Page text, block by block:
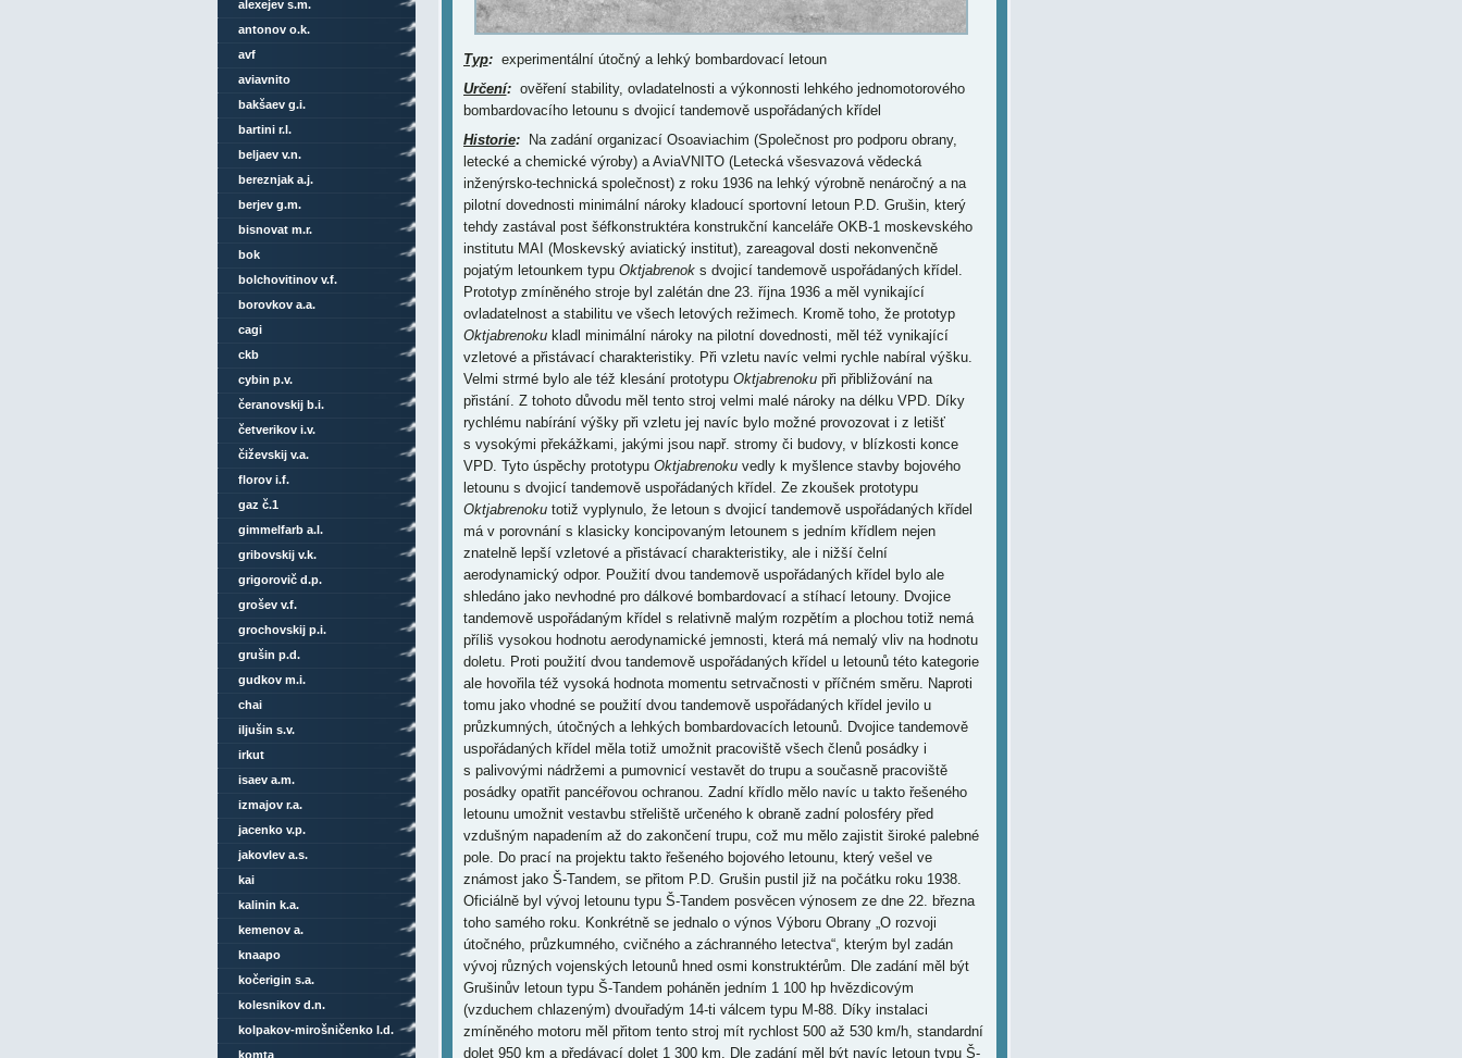
Typ:experimentální útočný a lehký bombardovací letoun
Určení:ověření stability, ovladatelnosti a výkonnosti lehkého jednomotorového
bombardovacího letounu s dvojicí tandemově uspořádaných křídel
Historie:Na zadání organizací Osoaviachim (Společnost pro podporu obrany,
letecké a chemické výroby) a AviaVNITO (Letecká všesvazová vědecká
inženýrsko-technická společnost) z roku 1936 na lehký výrobně nenáročný a na
pilotní dovednosti minimální nároky kladoucí sportovní letoun P.D. Grušin, který
tehdy zastával post šéfkonstruktéra konstrukční kanceláře OKB-1 moskevského
institutu MAI (Moskevský aviatický institut), zareagoval dosti nekonvenčně
pojatým letounkem typu Oktjabrenoks dvojicí tandemově uspořádaných křídel.
Prototyp zmíněného stroje byl zalétán dne 23. října 1936 a měl vynikající
ovladatelnost a stabilitu ve všech letových režimech. Kromě toho, že prototyp
Oktjabrenokukladl minimální nároky na pilotní dovednosti, měl též vynikající
vzletové a přistávací charakteristiky. Při vzletu navíc velmi rychle nabíral výšku.
Velmi strmé bylo ale též klesání prototypu Oktjabrenokupři přibližování na
přistání. Z tohoto důvodu měl tento stroj velmi malé nároky na délku VPD. Díky
rychlému nabírání výšky při vzletu jej navíc bylo možné provozovat i z letišť
s vysokými překážkami, jakými jsou např. stromy či budovy, v blízkosti konce
VPD. Tyto úspěchy prototypu Oktjabrenokuvedly k myšlence stavby bojového
letounu s dvojicí tandemově uspořádaných křídel. Ze zkoušek prototypu
Oktjabrenokutotiž vyplynulo, že letoun s dvojicí tandemově uspořádaných křídel má v porovnání s klasicky koncipovaným letounem s jedním křídlem nejen znatelně lepší vzletové a přistávací charakteristiky, ale i nižší čelní aerodynamický odpor. Použití dvou tandemově uspořádaných křídel bylo ale shledáno jako nevhodné pro dálkové bombardovací a stíhací letouny. Dvojice tandemově uspořádaným křídel s relativně malým rozpětím a plochou totiž nemá příliš vysokou hodnotu aerodynamické jemnosti, která má nemalý vliv na hodnotu doletu. Proti použití dvou tandemově uspořádaných křídel u letounů této kategorie ale hovořila též vysoká hodnota momentu setrvačnosti v příčném směru. Naproti tomu jako vhodné se použití dvou tandemově uspořádaných křídel jevilo u průzkumných, útočných a lehkých bombardovacích letounů. Dvojice tandemově uspořádaných křídel měla totiž umožnit pracoviště všech členů posádky i s palivovými nádržemi a pumovnicí vestavět do trupu a současně pracoviště posádky opatřit pancéřovou ochranou. Zadní křídlo mělo navíc u takto řešeného letounu umožnit vestavbu střeliště určeného k obraně zadní polosféry před vzdušným napadením až do zakončení trupu, což mu mělo zajistit široké palebné pole. Do prací na projektu takto řešeného bojového letounu, který vešel ve známost jako Š-Tandem, se přitom P.D. Grušin pustil již na počátku roku 1938. Oficiálně byl vývoj letounu typu Š-Tandem posvěcen výnosem ze dne 22. března toho samého roku. Konkrétně se jednalo o výnos Výboru Obrany „O rozvoji útočného, průzkumného, cvičného a záchranného letectva“, kterým byl zadán vývoj různých vojenských letounů hned osmi konstruktérům. Dle zadání měl být Grušinův letoun typu Š-Tandem poháněn jedním 1 100 hp hvězdicovým (vzduchem chlazeným) dvouřadým 14-ti válcem typu M-88. Díky instalaci zmíněného motoru měl přitom tento stroj mít rychlost 500 až 530 km/h, standardní dolet 950 km a předávací dolet 1 300 km. Dle zadání měl být navíc letoun typu Š-Tandem z konstrukčního hlediska řešen jako dřevěná skořepina nebo jako tzv. monoblok. V druhém uvedeném případě měl být trup tohoto stroje i s oběma křídly zhotoven z levné bakelizované překližky. Jednalo se o konstrukční řešení, které bylo krátce předtím vyvinuto institutem VIAM (Všesvazový institut leteckých materiálů). Takto řešený drak měl přitom vysokou tuhost a zároveň velkou odolnost vůči plísním a hnití. K jeho stavbě byly navíc zapotřebí materiály, které byly snadno dostupné a relativně levné. Pro konstrukční pojetí nazývané monoblok ale hovořila též snadná a nenáročná výroba. Termín předání prototypu letounu typu Š-Tandem ke zkouškám byl přitom stanoven na prosinec roku 1938. Protože se ale vývoj požadovaného motoru typu M-88 nacházel ve skluzu, nakonec byl tento stroj vyprojektován pro méně výkonný 950 hp hvězdicový dvouřadý 14-ti válec typu M-87. S instalací zmíněného motoru měl přitom letoun typu Š-Tandem mít rychlost 488 km/h ve výšce, resp. 406 km/h v přízemní výšce, dostup 9 500 m, standardní dolet 700 km a předávací dolet 1 000 km. Konstrukční tým P.D. Grušina nakonec letoun typu Š-Tandem z konstrukčního hlediska pojal jako tzv. monoblok. Zmíněný stroj měl poměrně krátký vřetenovitý trup, který kromě pohonné jednotky ukrýval též palivové nádrže, pumovnici a pracoviště dvou členů posádky, pilota a navigátora-střelce. Navigátor-střelec přitom obsluhoval otočnou hřbetní střeleckou věž typu SU, která se nacházela na samé zádi trupu, na úrovni zadního křídla, a sloužila k obraně zadní polosféry před vzdušným napadením. Zatímco přední křídlo letounu typu Š-Tandem bylo umístěno na dolnoplošné pozici a bylo opatřeno vztlakovými klapkami a flaperony, zadní křídlo tohoto stroje se nacházelo na středoplošné pozici a bylo opatřeno výškovými kormidly, která současně plnila funkci křidélek, a křidélky. K jeho spodní ploše byla navíc uchycena zdvojená SOP. Vzletové a přistávací zařízení letounu typu Š-Tandem tvořil tříbodový podvozek ostruhového typu. Hlavní podvozky tohoto stroje byly přitom řešeny jako zatahovatelné. Výzbroj letounu typu Š-Tandem se měla sestávat ze čtyř 7,62 mm kulometů typu ŠKAS, které měly být vestavěny do střední části předního křídla, jednoho pohyblivého kulometu toho samého typu, jehož instalace se měla nacházet v otočné obranné střelecké věži typu SU, a nákladu pum o hmotnosti do 200 kg. Kompletace technologické 1:1 makety letounu typu Š-Tandem byla završena v červnu roku 1938. K tomuto termínu se ale podařilo též zhotovit celou řadu agregátů draku pro statické zkoušky. Prototyp letounu typu Š-Tandem byl zkompletován za velmi krátkou dobu. Protože institut MAI neměl vlastní zkušební piloty, padlo rozhodnutí, aby byly závodní zkoušky tohoto stroje spojeny se zkouškami státními. Z tohoto důvodu byl prototyp letounu typu Š-Tandem dne 16. listopadu 1938 institutu NII VVS (Vědecko-výzkumný institut VVS) předán, aniž by předtím vykonal jediný let. Na letiště zmíněného institutu byl přitom přepraven v částečně rozebraném stavu. V době předání prototypu letounu typu Š-Tandem institutu NII VVS ale celá řada agregátů draku tohoto stroje ještě neměla za sebou statické zkoušky. A výsledky statických zkoušek některých agregátů nebyly zrovna lichotivé. Tak např. střední část předního křídla, která byla sestavena v takřka rekordním čase, při statických zkouškách vydržela pouhých 40 % vypočtené síly. V době předání prototypu letounu typu Š-Tandem institutu NII VVS nebyly přitom hotovy ani všechny naplánované testy v aerodynamickém tunelu. Výsledky části již dokončených aerodynamických testů navíc tehdy stále ještě nebyly zpracovány. I přesto byly již dne 17. listopadu toho samého roku započaty přípravy prototypu letounu typu Š-Tandem k letovým zkouškám. Opětovnou kompletaci zmíněného stroje se podařilo završit 22. dne toho samého měsíce. Ke zkouškám byl přitom prototyp letounu typu Š-Tandem odevzdán bez kulometné výzbroje. Byl však uzpůsoben k její instalaci. Den nato byly s tímto strojem uskutečněny první čtyři pojížďky po VPD při hodnotě střední aerodynamické tětivy (MAC) 45 % rychlostí do 60-ti km/h. Přitom se podařilo zjistit, že jsou dvířka šachet hlavních podvozků špatně navržená. Pod dvířky šachet hlavních podvozků prototypu letounu typu Š-Tandem se totiž hromadila hlína z VPD, následkem čehož docházelo k zaklínění kol. Kromě toho došlo k selhání otáčkoměru a uvolnění zadní palivové nádrže. Na programu následujícího dne bylo odstraňování výše uvedených nedostatků. Ten den byla přitom mimo jiné z prototypu letounu typu Š-Tandem sejmuta dvířka hlavních podvozků. Celý zkušební program pak tento stroj absolvoval bez jejich instalace. Dne 25. listopadu 1938 byly s prototypem letounu typu Š-Tandem provedeny další čtyři pojížďky po VPD, nyní při MAC 45% a rychlostech do 80-ti km/h. Protože se zmíněné pojížďky obešly bez problémů, následně byly s tímto strojem kromě dalších dvou pojížděk uskutečněny též dva krátké skoky nad VPD. Tentokrát hodnota MAC prototypu letounu typu Š-Tandem činila 31,7 %. Přitom se podařilo zjistit, že jsou výškovky při dosednutí nedostatečně účinné a že mají nedostatečně tuhou konstrukci. Odstraňování zmíněných nedostatků zabralo dva dny. Den tato bylo provedeno vážení a fotografování. Přitom bylo odhaleno, že prototyp letounu typu Š-Tandem má téměř o 400 kg vyšší hmotnost proti projektované hodnotě. To byl přitom důsledek toho, že byla celá řada agregátů draku tohoto stroje poněkud předimenzovaná. Tak např. k porušení zadního křídla letounu typu Š-Tandem při statických zkouškách došlo až při 150-ti % vypočtené hodnoty. Dne 30. listopadu 1938 byly s prototypem tohoto stroje vykonány další dvě pojížďky spolu s jedním krátkým skokem nad VPD při MAC 35,6%. V jejich průběhu bylo zjištěno, že otočná střelecká věž působí jako směrové kormidlo. Poté, co se zmíněná věž v průběhu jedné pojížďky otočila, se totiž prototyp letounu typu Š-Tandem vychýlil z kurzu o nějakých 120°. Na to pilot zareagoval použitím brzd. Přitom ale došlo k prasknutí brzdových komor na obou dvou kolech. Při následné inspekci se navíc podařilo najít defekt na jedné z podvozkových noh. Odstraňování zmíněných závad zabralo dva dny. Dne 3. prosince toho samého roku byly provedeny další tři krátké skoky do malé výšky nad VPD, tentokrát při hodnotách MAC 33 až 35 %. Protože se nyní nevyskytly žádné problémy, následně bylo vydáno povolení k prvnímu letu. Do oblak se přitom prototyp letounu typu Š-Tandem napoprvé vydal dne 5. prosince 1938. Vzhledem k tomu, že přední křídlo tohoto stroje mělo nedostatečnou pevnost (jak odhalily statické zkoušky), tehdy s ním byl proveden pouze jeden oblet letiště rychlostí 250 km/h. Přitom se pilot musel vyvarovat prudkého manévrování. První let prototypu letounu typu Š-Tandem se ale neobešel bez problémů. Účinnost směrovek tohoto stroje byla totiž nedostatečná. Kritizována byla ale též silná tendence stáčet se směrem doprava. Nožní řízení bylo navíc velmi namáhavé. Díky tomu prototyp letounu typu Š-Tandem celý svůj první let absolvoval s náklonem směrem doleva. Před realizací dalšího letu měl tento stroj projít celou řadou úpravy. Kromě zesílení konstrukce některých agregátů draku se přitom mělo mimo jiné jednat též o záměnu motoru typu M-87 motorem typu M-87A. Odborníky NII VVS byla ale požadována též instalace systému pro nouzové vysouvání podvozků, zavedení palubního komunikačního systému, zvýšení pevnosti uchycení palivové nádrže, doladění systému pro ovládání regulačních klapek, systému chlazení pohonné jednotky, systému pro vysouvání a zasouvání vztlakových klapek a systému pro otevírání a zavírání dvířek pumovnice, zlepšení nedostatečné hermetičnosti pneumatického systému, úprava protipožární přepážky oddělující motorovou sekci od zbytku trupu a úprava brzdícího systému zavedením pancéřových hadic a náhradou jednokomorových brzd podvozkových kol účinnějším typem brzd. Protože měl prototyp letounu typu Š-Tandem tendenci k samovolnému zatáčení směrem doprava, současně bylo odborníky NII VVS navrhnuto, aby byl u tohoto stroje pozměněn úhel nastavení kýlů SOP nebo na j
alexejev s.m.
antonov o.k.
avf
aviavnito
bakšaev g.i.
bartini r.l.
beljaev v.n.
bereznjak a.j.
berjev g.m.
bisnovat m.r.
bok
bolchovitinov v.f.
borovkov a.a.
cagi
ckb
cybin p.v.
čeranovskij b.i.
četverikov i.v.
čiževskij v.a.
florov i.f.
gaz č.1
gimmelfarb a.l.
gribovskij v.k.
grigorovič d.p.
grošev v.f.
grochovskij p.i.
grušin p.d.
gudkov m.i.
chai
iljušin s.v.
irkut
isaev a.m.
izmajov r.a.
jacenko v.p.
jakovlev a.s.
kai
kalinin k.a.
kemenov a.
knaapo
kočerigin s.a.
kolesnikov d.n.
kolpakov-mirošničenko l.d.
komta